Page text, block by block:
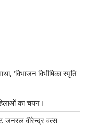
‘विभाजन विभीषिका स्मृति
का चयन।
जनरल वीरेन्द्र वत्स